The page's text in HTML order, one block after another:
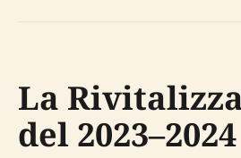
La
del 2023–2024